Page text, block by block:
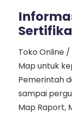
Toko Online
Map untuk
Pemerintah
sampai
Map Raport,